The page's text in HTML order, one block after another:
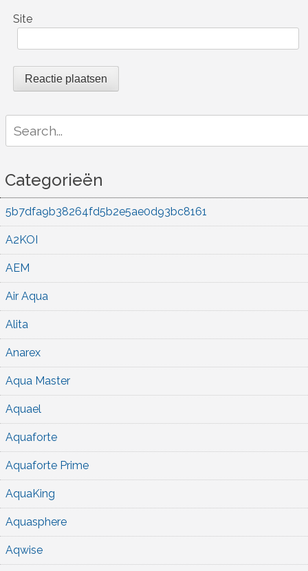
Site
for:
Categorieën
5b7dfa9b38264fd5b2e5ae0d93bc8161
A2KOI
AEM
Air Aqua
Alita
Anarex
Aqua Master
Aquael
Aquaforte
Aquaforte Prime
AquaKing
Aquasphere
Aqwise